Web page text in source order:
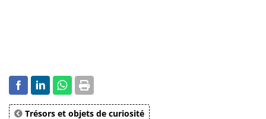
Trésors et objets de curiosité